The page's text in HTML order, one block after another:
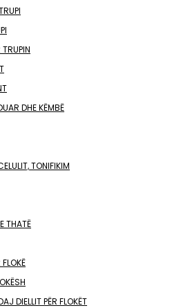
DHE KËMBË
TONIFIKIM
THATË
DIELLIT PËR FLOKËT